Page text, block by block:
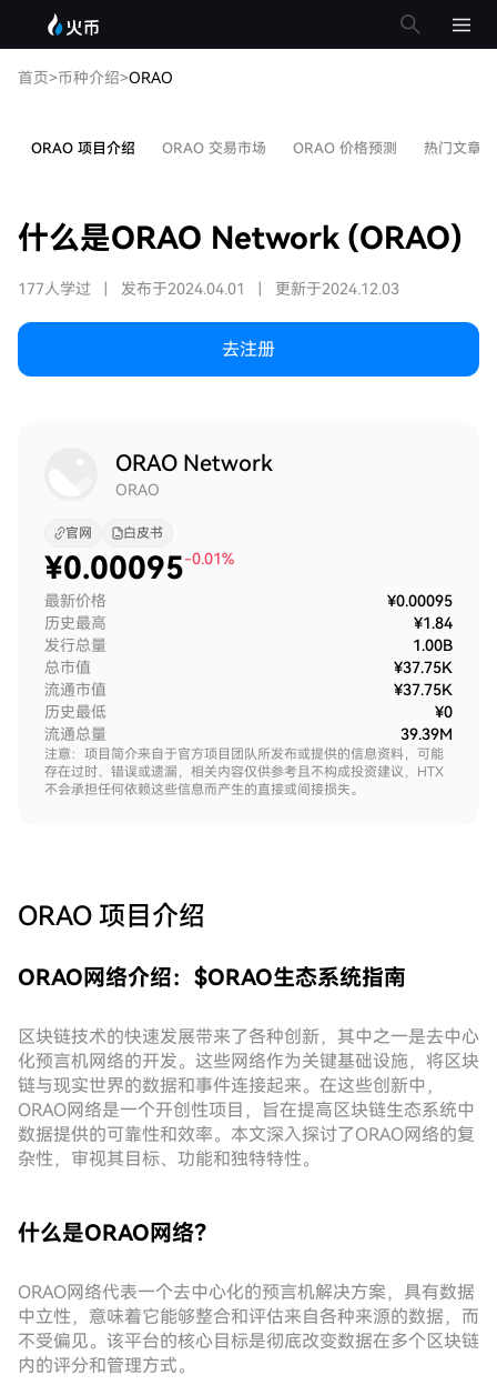
首页>币种介绍>ORAO
ORAO 项目介绍 ORAO 交易市场 ORAO 价格预测 热门文章
什么是ORAO Network (ORAO)
177人学过 发布于2024.04.01 更新于2024.12.03
去注册
ORAO Network
ORAO
官网 白皮书
¥0.00095-0.01%
最新价格
¥0.00095
历史最高
¥1.84
发行总量
1.00B
总市值
¥37.75K
流通市值
¥37.75K
历史最低
¥0
流通总量
39.39M
注意：项目简介来自于官方项目团队所发布或提供的信息资料，可能
存在过时、错误或遗漏，相关内容仅供参考且不构成投资建议，HTX
不会承担任何依赖这些信息而产生的直接或间接损失。
ORAO 项目介绍
ORAO网络介绍：$ORAO生态系统指南
区块链技术的快速发展带来了各种创新，其中之一是去中心
化预言机网络的开发。这些网络作为关键基础设施，将区块
链与现实世界的数据和事件连接起来。在这些创新中，
ORAO网络是一个开创性项目，旨在提高区块链生态系统中
数据提供的可靠性和效率。本文深入探讨了ORAO网络的复
杂性，审视其目标、功能和独特特性。
什么是ORAO网络？
ORAO网络代表一个去中心化的预言机解决方案，具有数据
中立性，意味着它能够整合和评估来自各种来源的数据，而
不受偏见。该平台的核心目标是彻底改变数据在多个区块链
内的评分和管理方式。